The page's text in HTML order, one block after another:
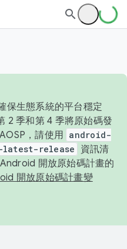
保生態系統的平台穩定
2 季和第 4 季將原始碼發
，請使用 android-
latest-release
資訊清
開放原始碼計畫的
開放原始碼計畫變